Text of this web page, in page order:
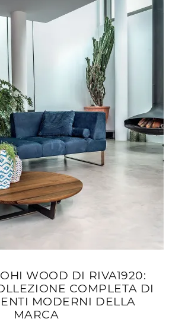
WOOD DI RIVA1920:
COMPLETA DI
MODERNI DELLA
MARCA